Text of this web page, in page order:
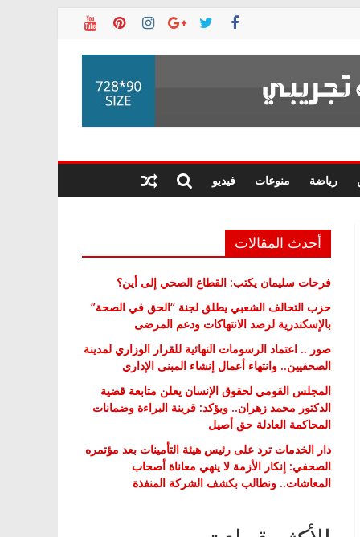
رياضة منوعات فيديو
أحدث المقالات
فرحات سليمان يكتب: القطاع الصحي إلى أين؟
حزب التحالف الشعبي يطلق لجنة “الحق في الصحة”
بالإسكندرية لرصد الانتهاكات ودعم المرضى
صور .. اعتماد الرسومات النهائية للقرار الوزاري لمدينة
الصحفيين.. وانتهاء أعمال إنشاء المبنى الإداري
المجلس القومي لحقوق الإنسان يعلن متابعة قضية
الدكتور محمد زهران.. ويؤكد: قرينة البراءة وضمانات
المحاكمة العادلة حق أصيل
دار الخدمات ترد على رئيس هيئة التأمينات بعد مؤتمره
الصحفي: إنكار الأزمة لا ينهي معاناة أصحاب
المعاشات.. ونطالب بكشف الشركة المنفذة